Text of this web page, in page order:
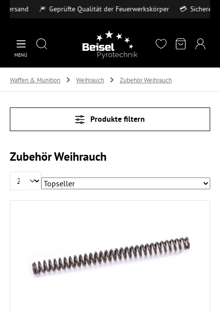
Zum Hauptinhalt springen
🎆 Geprüfte Qualität der Feuerwerkskörper 💳 Sichere
MENÜ
Waffen & Munition Weihrauch Zubehör Weihrauch
Produkte filtern
Zubehör Weihrauch